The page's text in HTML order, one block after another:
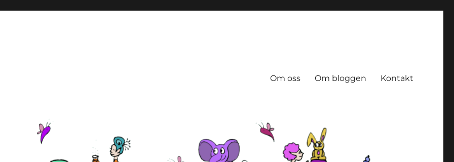
Om oss Om bloggen Kontakt